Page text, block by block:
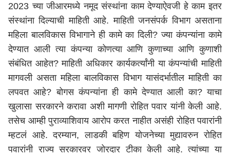
2023 च्या जीआरमध्ये नमूद संस्थांना काम देण्याऐवजी हे काम इतर
संस्थांना दिल्याची माहिती आहे. माहिती जनसंपर्क विभाग असताना
महिला बालविकास विभागाने ही कामे का दिली? ज्या कंपन्यांना कामे
देण्यात आली त्या कंपन्या कोणत्या आणि कुणाच्या आणि कुणाशी
संबंधित आहेत? माहिती अधिकार कार्यकर्त्यांनी या कंपन्यांची माहिती
मागवली असता महिला बालविकास विभाग यासंदर्भातील माहिती का
लपवत आहे? बोगस कंपन्यांना ही कामे देण्यात आली का? याचा
खुलासा सरकारने करावा अशी मागणी रोहित पवार यांनी केली आहे.
तसेच आम्ही पुराव्याशिवाय आरोप करत नाहीत असंही रोहित पवारांनी
म्हटलं आहे. दरम्यान, लाडकी बहिण योजनेच्या मुद्यावरुन रोहित
पवारांनी राज्य सरकारवर जोरदार टीका केली आहे. त्यांच्या या